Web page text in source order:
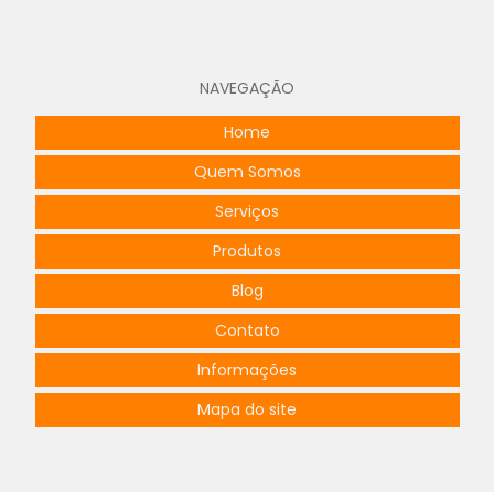
NAVEGAÇÃO
Home
Quem Somos
Serviços
Produtos
Blog
Contato
Informações
Mapa do site